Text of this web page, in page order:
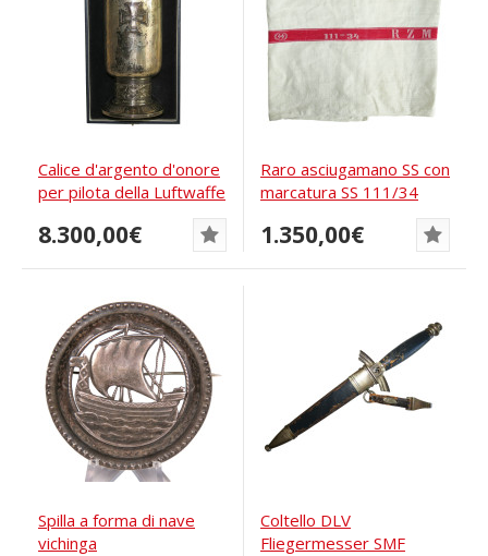
Calice d'argento d'onore
per pilota della Luftwaffe
8.300,00€
Raro asciugamano SS con
marcatura SS 111/34
1.350,00€
Spilla a forma di nave
vichinga
Coltello DLV
Fliegermesser SMF